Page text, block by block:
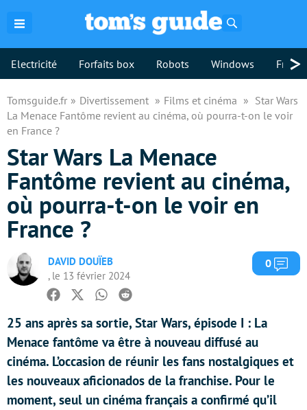
Electricité Forfaits box Robots Windows >
Tomsguide.fr Divertissement Films et cinéma
Star Wars
La Menace Fantôme revient au cinéma, où pourra-t-on le voir
en France ?
Star Wars La Menace
Fantôme revient au cinéma,
où pourra-t-on le voir en
France ?
DAVID DOUÏEB
, le 13 février 2024
0
Facebook
TwitterWhatsapp
Reddit
25 ans après sa sortie, Star Wars, épisode I : La
Menace fantôme va être à nouveau diffusé au
cinéma. L’occasion de réunir les fans nostalgiques et
les nouveaux aficionados de la franchise. Pour le
moment, seul un cinéma français a confirmé qu’il